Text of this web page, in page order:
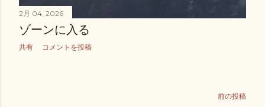
2月 04, 2026
ゾーンに入る
共有 コメントを投稿
前の投稿